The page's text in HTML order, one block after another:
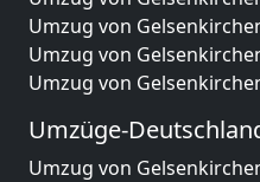
Umzug von
Umzug von
Umzug von
Umzüge-
Umzug von